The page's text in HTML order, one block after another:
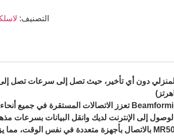
التصنيف:
إلى الإنترنت لديك وانقل البيانات بسرعات